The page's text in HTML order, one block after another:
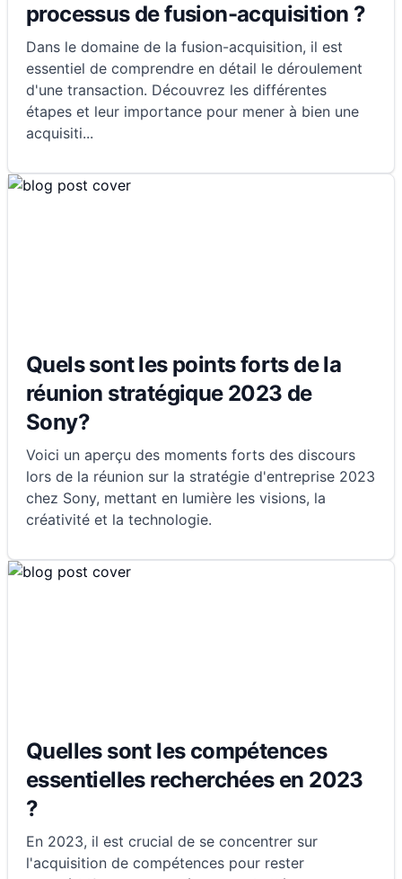
processus de fusion-acquisition ?
Dans le domaine de la fusion-acquisition, il est
essentiel de comprendre en détail le déroulement
d'une transaction. Découvrez les différentes
étapes et leur importance pour mener à bien une
acquisiti...
Quels sont les points forts de la
réunion stratégique 2023 de
Sony?
Voici un aperçu des moments forts des discours
lors de la réunion sur la stratégie d'entreprise 2023
chez Sony, mettant en lumière les visions, la
créativité et la technologie.
Quelles sont les compétences
essentielles recherchées en 2023
?
En 2023, il est crucial de se concentrer sur
l'acquisition de compétences pour rester